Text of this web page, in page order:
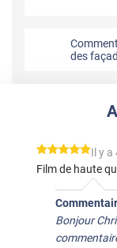
des
*****
Il y a
Film de haute
Bonjour